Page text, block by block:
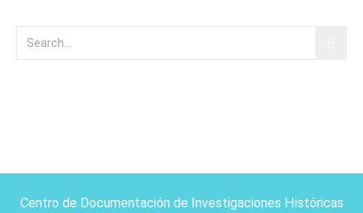
Centro de Documentación de Investigaciones Históricas